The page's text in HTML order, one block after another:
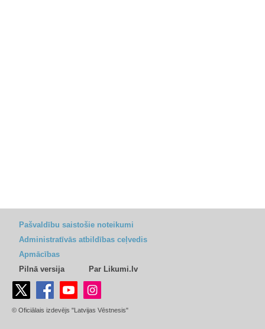
Pašvaldību saistošie noteikumi
Administratīvās atbildības ceļvedis
Apmācības
Pilnā versija
Par Likumi.lv
© Oficiālais izdevējs "Latvijas Vēstnesis"